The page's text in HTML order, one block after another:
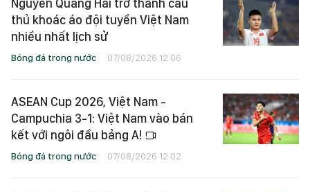
Nguyễn Quang Hải trở thành cầu
thủ khoác áo đội tuyển Việt Nam
nhiều nhất lịch sử
Bóng đá trong nước 07/08/2026 12:06
ASEAN Cup 2026, Việt Nam -
Campuchia 3-1: Việt Nam vào bán
kết với ngôi đầu bảng A!
Bóng đá trong nước 07/08/2026 12:02